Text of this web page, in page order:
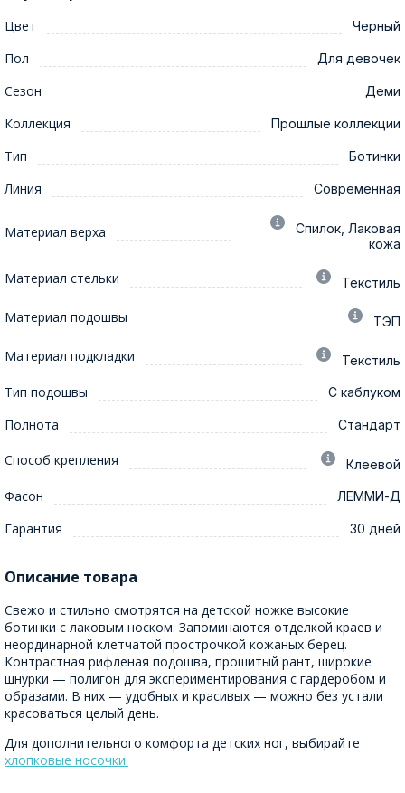
Цвет Черный
Пол Для девочек
Сезон Деми
Коллекция Прошлые коллекции
Тип Ботинки
Линия Современная
Материал верха
Спилок, Лаковая
кожа
Материал стельки Текстиль
Материал подошвы ТЭП
Материал подкладки Текстиль
Тип подошвы С каблуком
Полнота Стандарт
Способ крепления Клеевой
Фасон ЛЕММИ-Д
Гарантия 30 дней
Описание товара
Свежо и стильно смотрятся на детской ножке высокие
ботинки с лаковым носком. Запоминаются отделкой краев и
неординарной клетчатой прострочкой кожаных берец.
Контрастная рифленая подошва, прошитый рант, широкие
шнурки — полигон для экспериментирования с гардеробом и
образами. В них — удобных и красивых — можно без устали
красоваться целый день.
Для дополнительного комфорта детских ног, выбирайте
хлопковые носочки.